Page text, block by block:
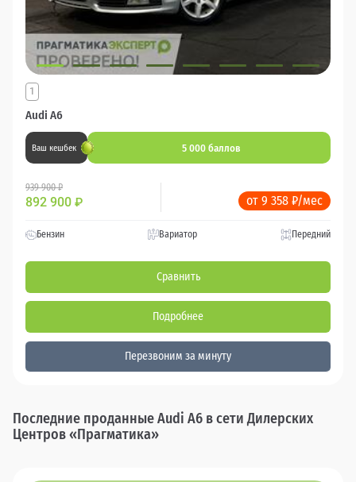
Audi A6
1
Ваш кешбек 5 000 баллов
939 900 ₽
892 900 ₽ от 9 358 ₽/мес
Бензин Вариатор Передний
Сравнить
Подробнее
Перезвоним за минуту
Последние проданные Audi A6 в сети Дилерских
Центров «Прагматика»